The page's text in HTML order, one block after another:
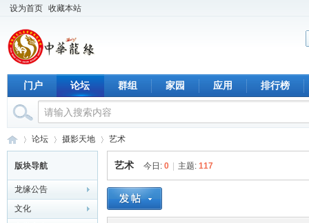
设为首页 收藏本站
门户 论坛 群组 家园 应用 排行榜
中 ›
论坛
›
摄影天地
›
艺术
版块导航
龙缘公告
文化
艺术 今日: 0 主题: 117